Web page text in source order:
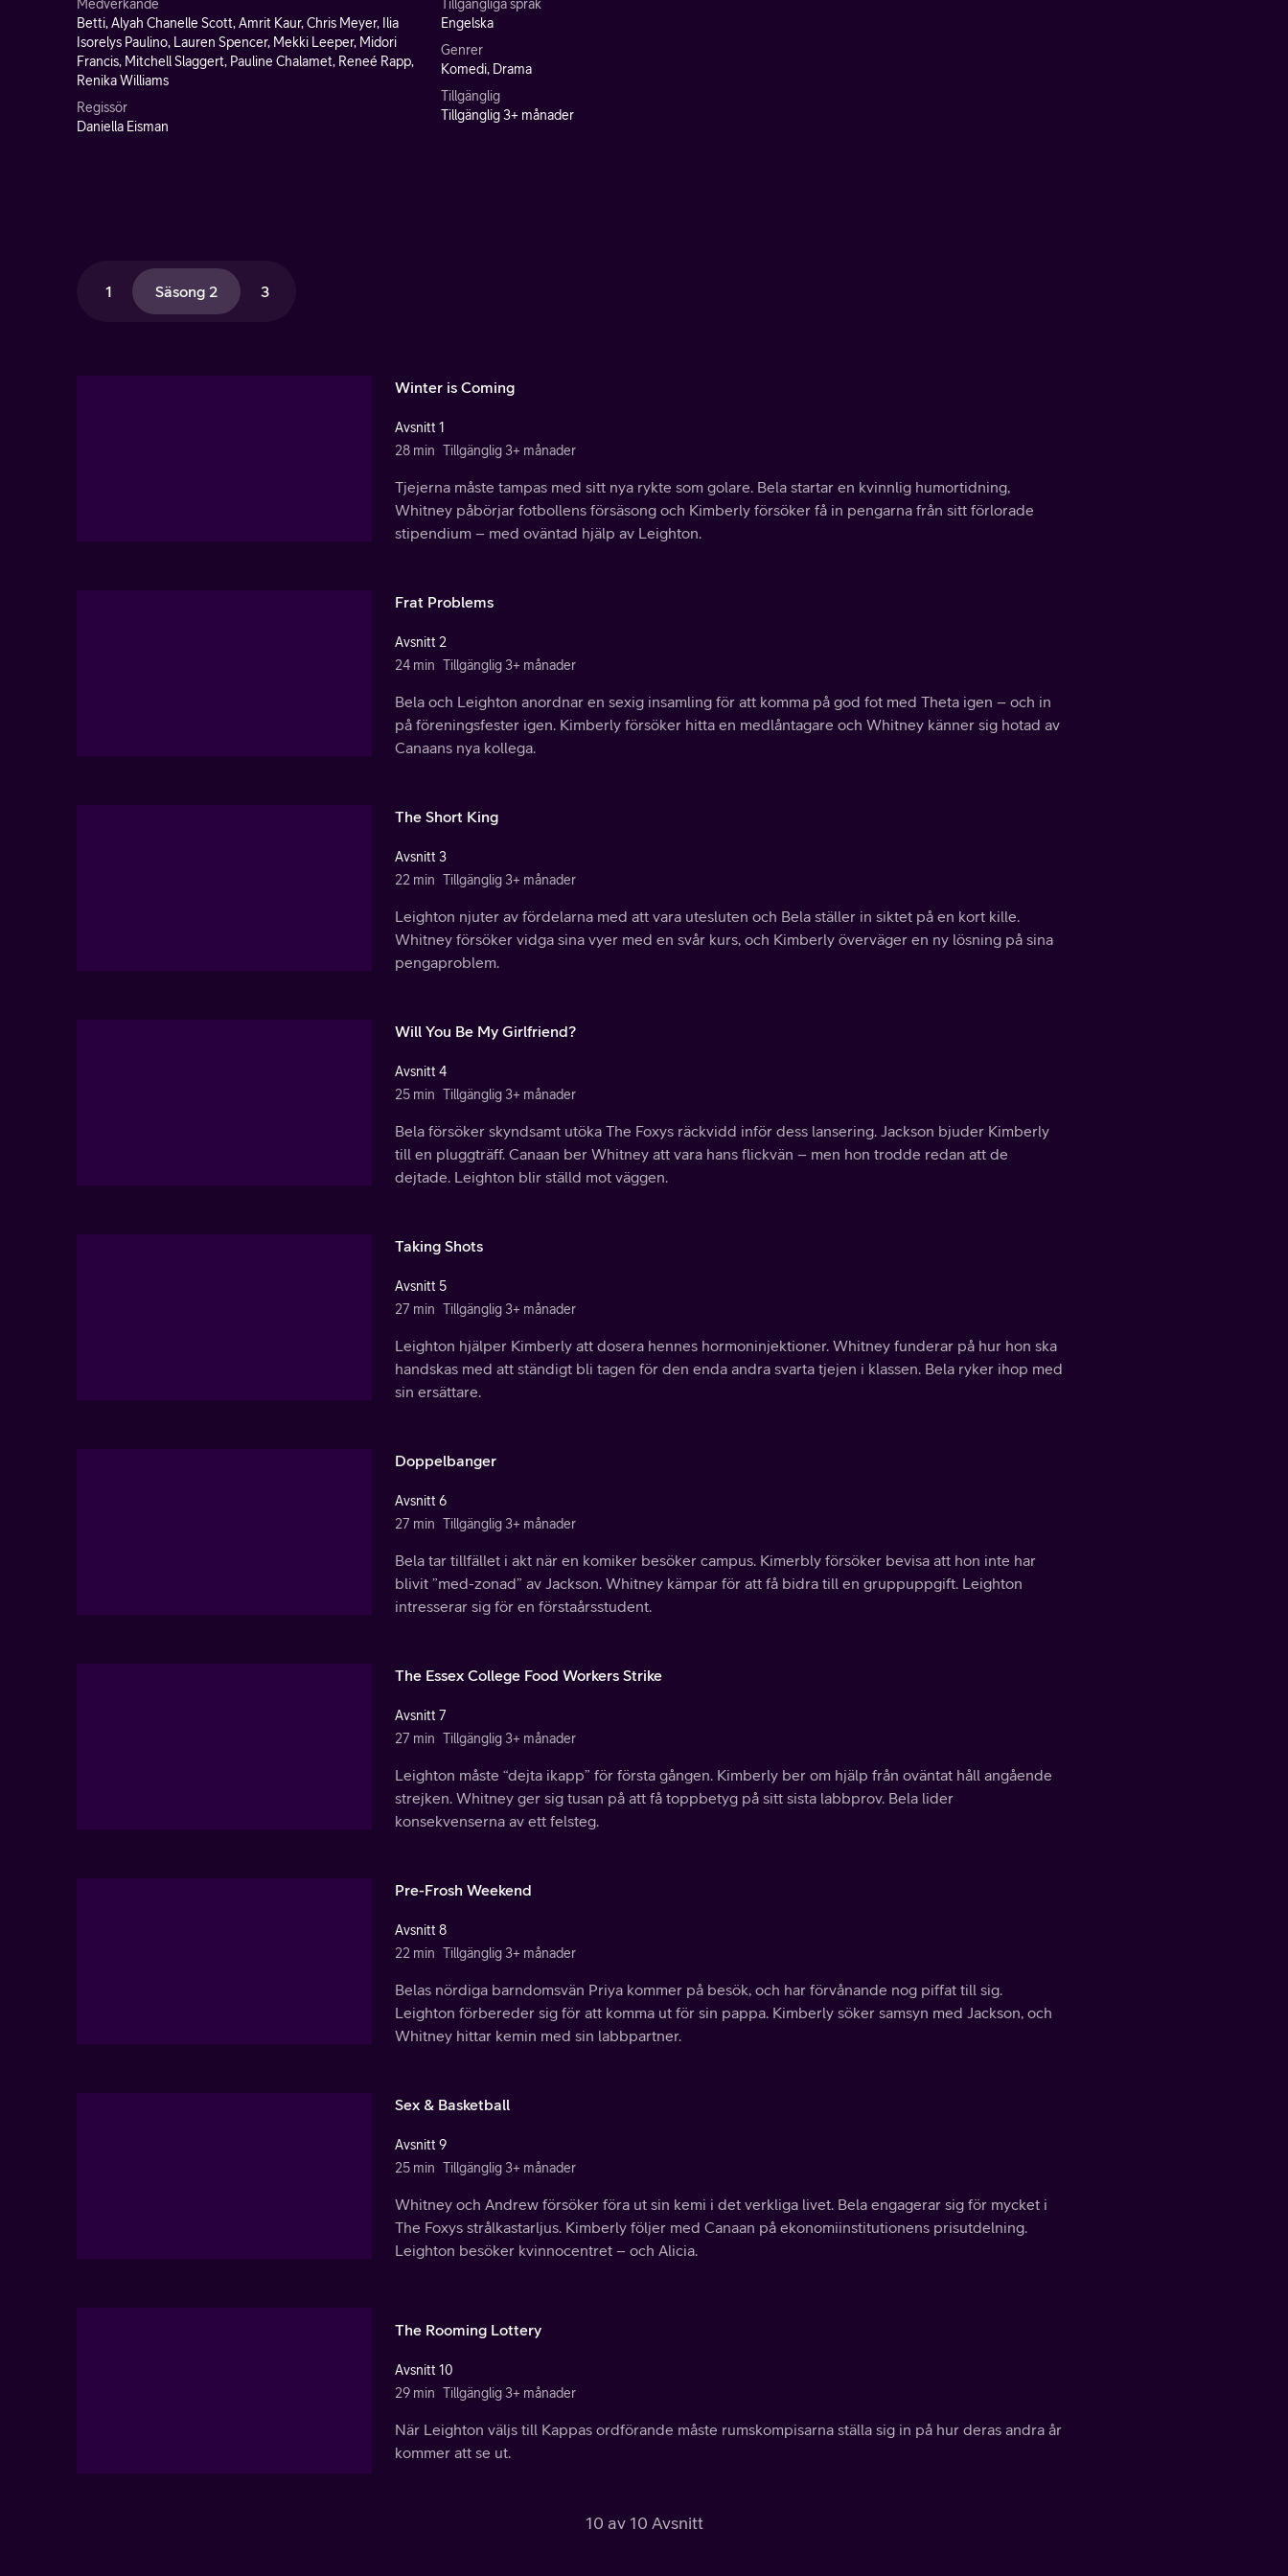
Medverkande
Betti, Alyah Chanelle Scott, Amrit Kaur, Chris Meyer, Ilia
Isorelys Paulino, Lauren Spencer, Mekki Leeper, Midori
Francis, Mitchell Slaggert, Pauline Chalamet, Reneé Rapp,
Renika Williams
Regissör
Daniella Eisman
Tillgängliga språk
Engelska
Genrer
Komedi, Drama
Tillgänglig
Tillgänglig 3+ månader
1 Säsong 2 3
Winter is Coming
Avsnitt 1
28 min Tillgänglig 3+ månader
Tjejerna måste tampas med sitt nya rykte som golare. Bela startar en kvinnlig humortidning,
Whitney påbörjar fotbollens försäsong och Kimberly försöker få in pengarna från sitt förlorade
stipendium – med oväntad hjälp av Leighton.
Frat Problems
Avsnitt 2
24 min Tillgänglig 3+ månader
Bela och Leighton anordnar en sexig insamling för att komma på god fot med Theta igen – och in
på föreningsfester igen. Kimberly försöker hitta en medlåntagare och Whitney känner sig hotad av
Canaans nya kollega.
The Short King
Avsnitt 3
22 min Tillgänglig 3+ månader
Leighton njuter av fördelarna med att vara utesluten och Bela ställer in siktet på en kort kille.
Whitney försöker vidga sina vyer med en svår kurs, och Kimberly överväger en ny lösning på sina
pengaproblem.
Will You Be My Girlfriend?
Avsnitt 4
25 min Tillgänglig 3+ månader
Bela försöker skyndsamt utöka The Foxys räckvidd inför dess lansering. Jackson bjuder Kimberly
till en pluggträff. Canaan ber Whitney att vara hans flickvän – men hon trodde redan att de
dejtade. Leighton blir ställd mot väggen.
Taking Shots
Avsnitt 5
27 min Tillgänglig 3+ månader
Leighton hjälper Kimberly att dosera hennes hormoninjektioner. Whitney funderar på hur hon ska
handskas med att ständigt bli tagen för den enda andra svarta tjejen i klassen. Bela ryker ihop med
sin ersättare.
Doppelbanger
Avsnitt 6
27 min Tillgänglig 3+ månader
Bela tar tillfället i akt när en komiker besöker campus. Kimerbly försöker bevisa att hon inte har
blivit ”med-zonad” av Jackson. Whitney kämpar för att få bidra till en gruppuppgift. Leighton
intresserar sig för en förstaårsstudent.
The Essex College Food Workers Strike
Avsnitt 7
27 min Tillgänglig 3+ månader
Leighton måste “dejta ikapp” för första gången. Kimberly ber om hjälp från oväntat håll angående
strejken. Whitney ger sig tusan på att få toppbetyg på sitt sista labbprov. Bela lider
konsekvenserna av ett felsteg.
Pre-Frosh Weekend
Avsnitt 8
22 min Tillgänglig 3+ månader
Belas nördiga barndomsvän Priya kommer på besök, och har förvånande nog piffat till sig.
Leighton förbereder sig för att komma ut för sin pappa. Kimberly söker samsyn med Jackson, och
Whitney hittar kemin med sin labbpartner.
Sex & Basketball
Avsnitt 9
25 min Tillgänglig 3+ månader
Whitney och Andrew försöker föra ut sin kemi i det verkliga livet. Bela engagerar sig för mycket i
The Foxys strålkastarljus. Kimberly följer med Canaan på ekonomiinstitutionens prisutdelning.
Leighton besöker kvinnocentret – och Alicia.
The Rooming Lottery
Avsnitt 10
29 min Tillgänglig 3+ månader
När Leighton väljs till Kappas ordförande måste rumskompisarna ställa sig in på hur deras andra år
kommer att se ut.
10 av 10 Avsnitt